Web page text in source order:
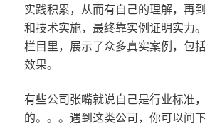
实践积累，从而有自己的理解，再
和技术实施，最终靠实例证明实力
栏目里，展示了众多真实案例，包
效果。
有些公司张嘴就说自己是行业标准
的。。。遇到这类公司，你可以问